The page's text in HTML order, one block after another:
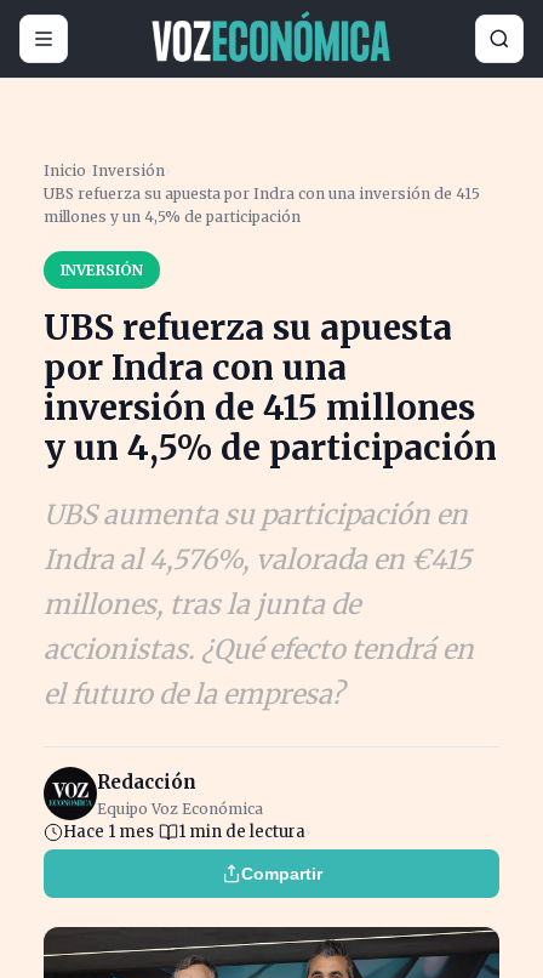
Inicio ›Inversión›
UBS refuerza su apuesta por Indra con una inversión de 415
millones y un 4,5% de participación
INVERSIÓN
UBS refuerza su apuesta
por Indra con una
inversión de 415 millones
y un 4,5% de participación
UBS aumenta su participación en
Indra al 4,576%, valorada en €415
millones, tras la junta de
accionistas. ¿Qué efecto tendrá en
el futuro de la empresa?
Redacción
Equipo Voz Económica
Hace 1 mes 1 min de lectura
Compartir